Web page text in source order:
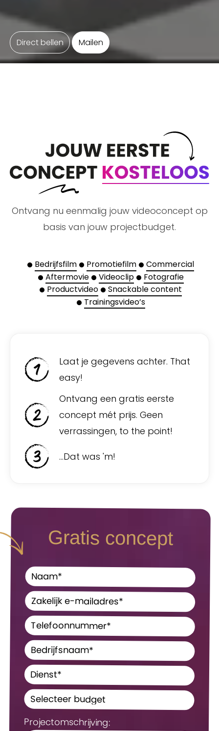
Direct bellen Mailen
Ontvang nu eenmalig jouw videoconcept op
basis van jouw projectbudget.
Bedrijfsfilm Promotiefilm
Commercial
Aftermovie
Videoclip
Fotografie
Productvideo
Snackable content
Trainingsvideo’s
Laat je gegevens achter. That
easy!
Ontvang een gratis eerste
concept mét prijs. Geen
verrassingen, to the point!
...Dat was 'm!
Gratis concept
Projectomschrijving: